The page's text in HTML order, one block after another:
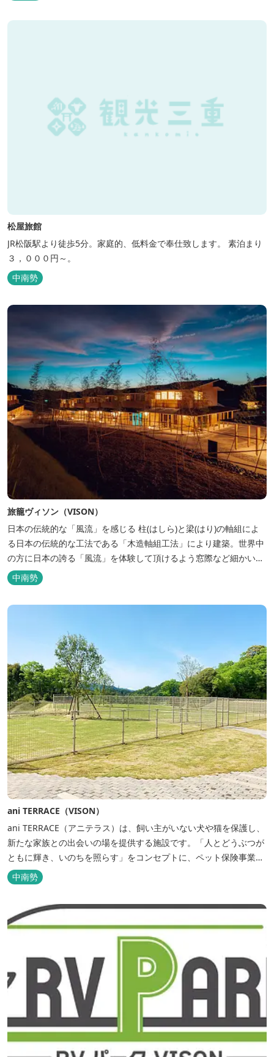
松屋旅館
JR松阪駅より徒歩5分。家庭的、低料金で奉仕致します。 素泊まり
３，０００円～。
中南勢
旅籠ヴィソン（VISON）
日本の伝統的な「風流」を感じる 柱(はしら)と梁(はり)の軸組によ
る日本の伝統的な工法である「木造軸組工法」により建築。世界中
の方に日本の誇る「風流」を体験して頂けるよう窓際など細かいデ
ィテールにこだわりました。4棟から成る旅籠棟では各棟1階に入居
するテナントプロデュースにより洗練された世界観を各客室でお楽
中南勢
ani TERRACE（VISON）
ani TERRACE（アニテラス）は、飼い主がいない犬や猫を保護し、
新たな家族との出会いの場を提供する施設です。「人とどうぶつが
ともに輝き、いのちを照らす」をコンセプトに、ペット保険事業を
行うアニコムグループが運営します。また、本施設では、飼い主様
と一緒にVISONへ訪れたペットを一時的にお預かりするペットホテ
ルをご用意しているほか、広々...
中南勢